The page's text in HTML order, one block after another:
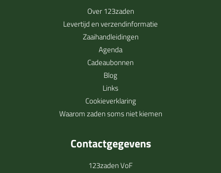
Over 123zaden
Levertijd en verzendinformatie
Zaaihandleidingen
Agenda
Cadeaubonnen
Blog
Links
Cookieverklaring
Waarom zaden soms niet kiemen
Contactgegevens
123zaden VoF